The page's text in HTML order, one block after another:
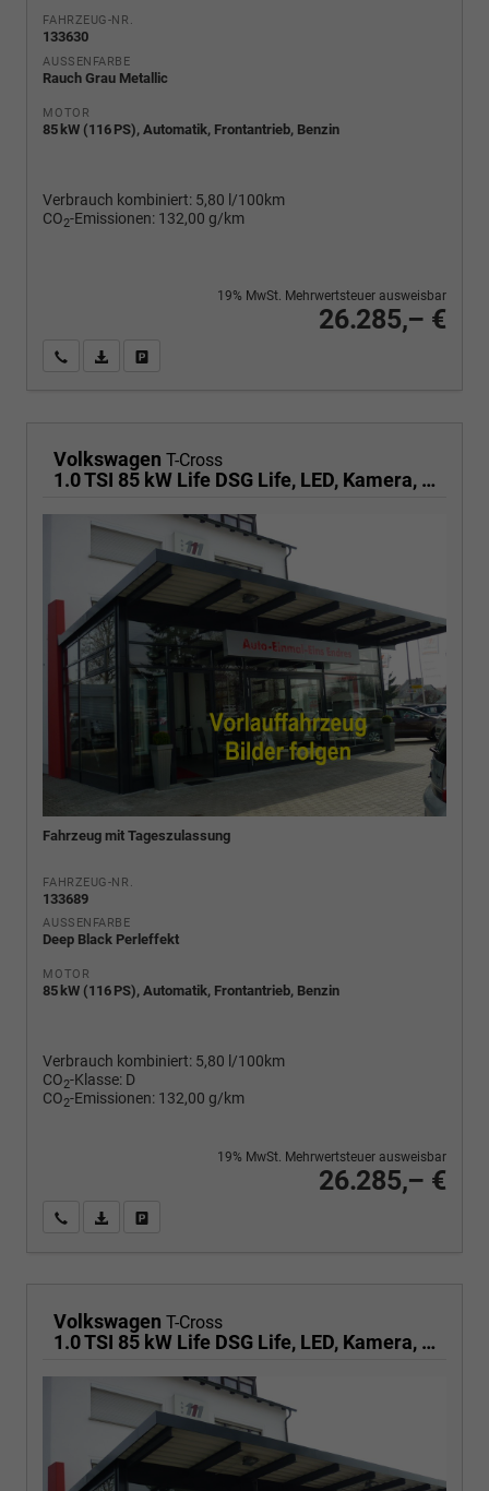
FAHRZEUG-NR.
133630
AUSSENFARBE
Rauch Grau Metallic
MOTOR
85 kW (116 PS), Automatik, Frontantrieb, Benzin
Verbrauch kombiniert: 5,80 l/100km
CO2-Emissionen: 132,00 g/km
26.285,– €
19% MwSt. Mehrwertsteuer ausweisbar
Wir rufen Sie anPDF-Fahrzeugexposé drucken
Volkswagen T-Cross
1.0 TSI 85 kW Life DSG Life, LED, Kamera, ACC, Side, Winter, 17-Zoll, 3-J. Garantie
Fahrzeug mit Tageszulassung
FAHRZEUG-NR.
133689
AUSSENFARBE
Deep Black Perleffekt
MOTOR
85 kW (116 PS), Automatik, Frontantrieb, Benzin
Verbrauch kombiniert: 5,80 l/100km
CO2-Klasse: D
CO2-Emissionen: 132,00 g/km
26.285,– €
19% MwSt. Mehrwertsteuer ausweisbar
Wir rufen Sie anPDF-Fahrzeugexposé drucken
Volkswagen T-Cross
1.0 TSI 85 kW Life DSG Life, LED, Kamera, ACC, Side, Winter, 17-Zoll, 3-J. Garantie